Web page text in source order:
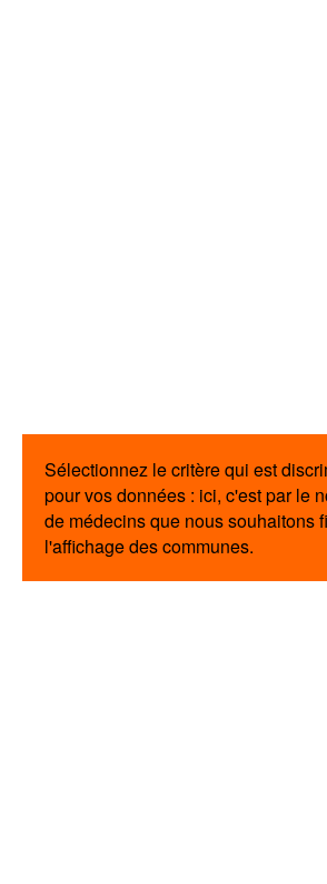
Sélectionnez le critère qui est
pour vos données : ici, c'est par le
de médecins que nous souhaitons
l'affichage des communes.